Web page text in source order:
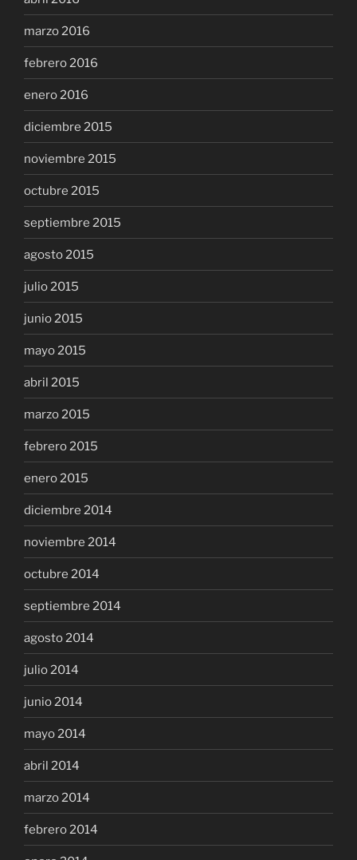
marzo 2016
febrero 2016
enero 2016
diciembre 2015
noviembre 2015
octubre 2015
septiembre 2015
agosto 2015
julio 2015
junio 2015
mayo 2015
abril 2015
marzo 2015
febrero 2015
enero 2015
diciembre 2014
noviembre 2014
octubre 2014
septiembre 2014
agosto 2014
julio 2014
junio 2014
mayo 2014
abril 2014
marzo 2014
febrero 2014